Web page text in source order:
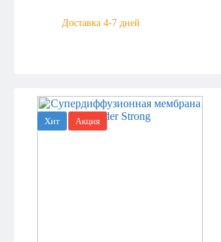
Доставка 4-7 дней
Хит Акция